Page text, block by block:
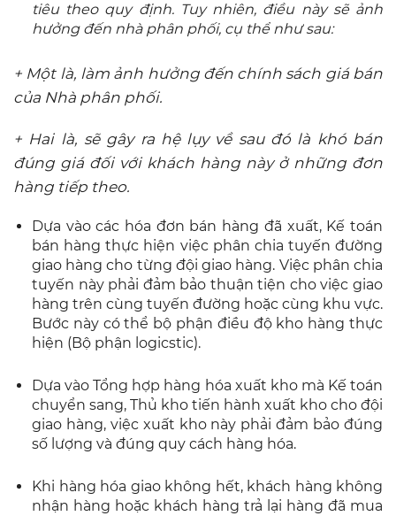
tiêu theo quy định. Tuy nhiên, điều này sẽ ảnh
hưởng đến nhà phân phối, cụ thể như sau:
+ Một là, làm ảnh hưởng đến chính sách giá bán
của Nhà phân phối.
+ Hai là, sẽ gây ra hệ lụy về sau đó là khó bán
đúng giá đối với khách hàng này ở những đơn
hàng tiếp theo.
Dựa vào các hóa đơn bán hàng đã xuất, Kế toán
bán hàng thực hiện việc phân chia tuyến đường
giao hàng cho từng đội giao hàng. Việc phân chia
tuyến này phải đảm bảo thuận tiện cho việc giao
hàng trên cùng tuyến đường hoặc cùng khu vực.
Bước này có thể bộ phận điều độ kho hàng thực
hiện (Bộ phận logicstic).
Dựa vào Tổng hợp hàng hóa xuất kho mà Kế toán
chuyển sang, Thủ kho tiến hành xuất kho cho đội
giao hàng, việc xuất kho này phải đảm bảo đúng
số lượng và đúng quy cách hàng hóa.
Khi hàng hóa giao không hết, khách hàng không
nhận hàng hoặc khách hàng trả lại hàng đã mua